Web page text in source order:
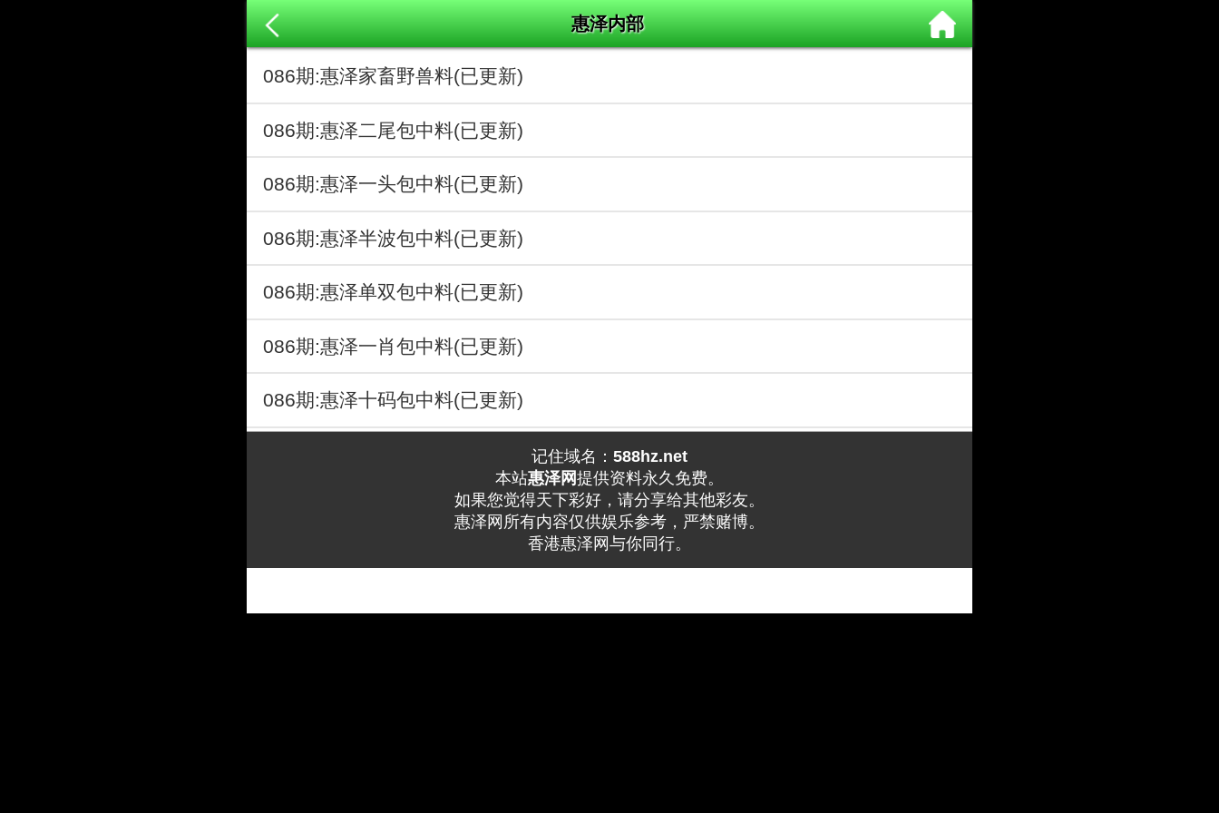
惠泽内部
086期:惠泽家畜野兽料(已更新)
086期:惠泽二尾包中料(已更新)
086期:惠泽一头包中料(已更新)
086期:惠泽半波包中料(已更新)
086期:惠泽单双包中料(已更新)
086期:惠泽一肖包中料(已更新)
086期:惠泽十码包中料(已更新)
记住域名： 588hz.net
本站惠泽网提供资料永久免费。
如果您觉得天下彩好，请分享给其他彩友。
惠泽网所有内容仅供娱乐参考，严禁赌博。
香港惠泽网与你同行。